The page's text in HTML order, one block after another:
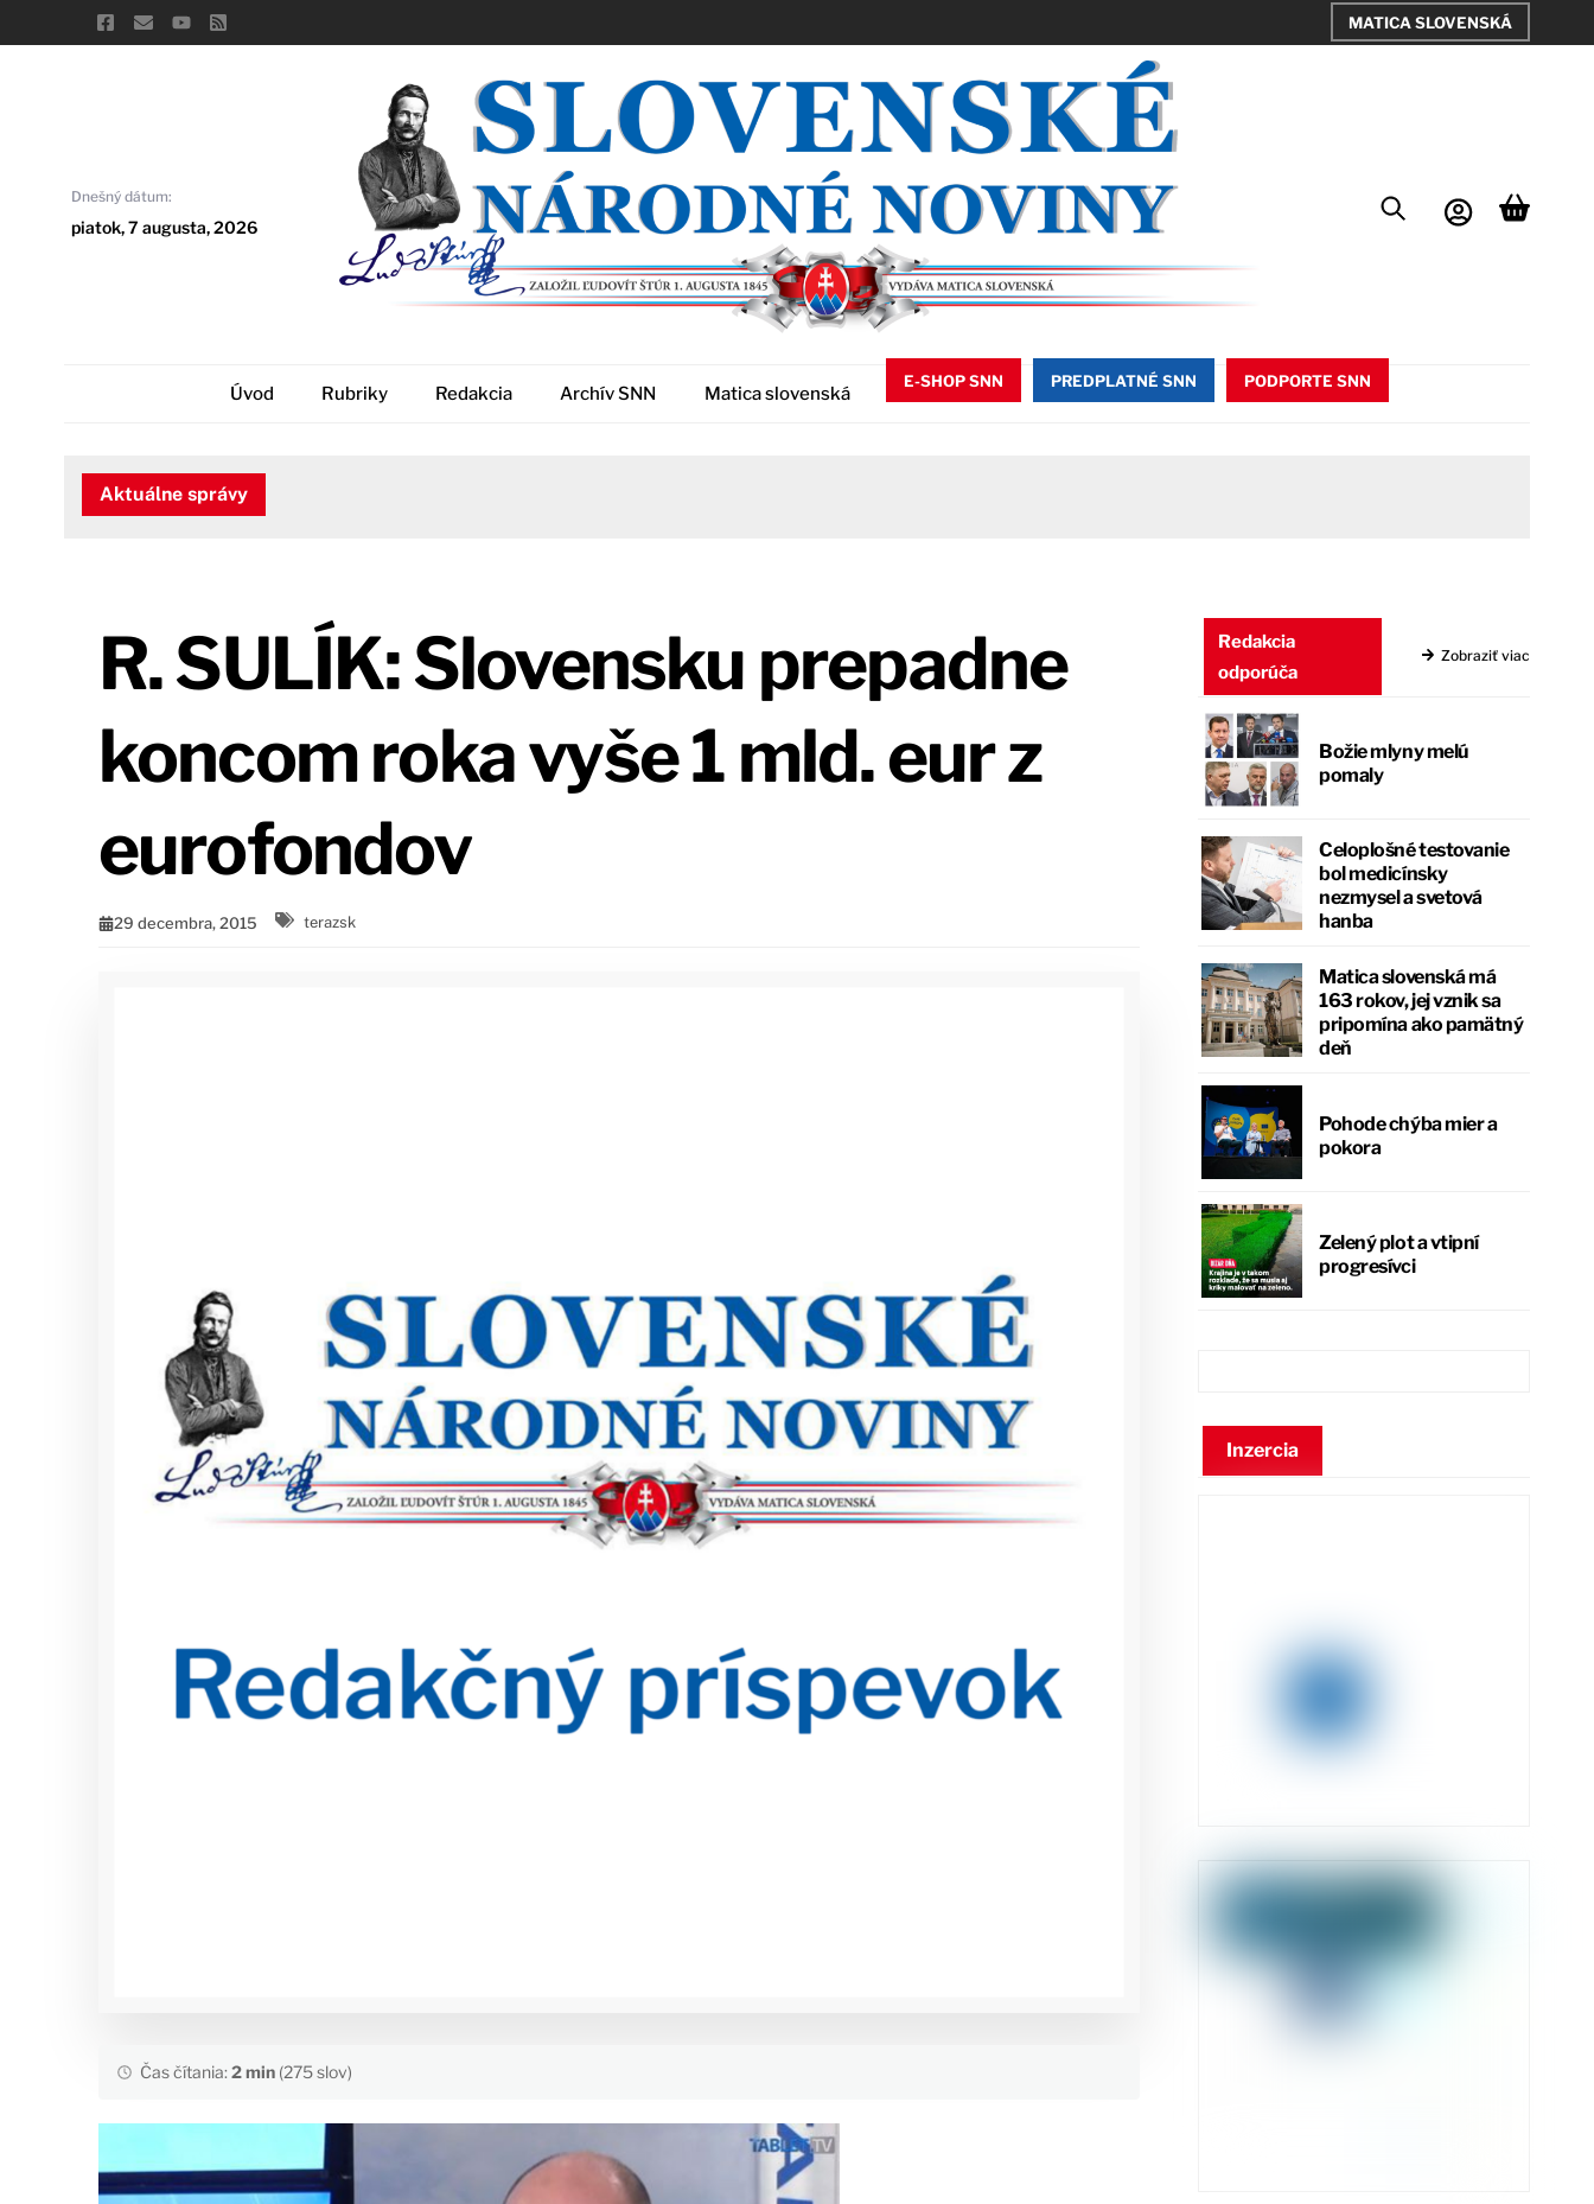
to
MATICA SLOVENSKÁ
Dnešný dátum:
piatok, 7 augusta, 2026
Úvod Rubriky Redakcia Archív SNN Matica slovenská
E-SHOP SNN PREDPLATNÉ SNN PODPORTE SNN
Aktuálne správy
R. SULÍK: Slovensku prepadne
koncom roka vyše 1 mld. eur z
eurofondov
29 decembra, 2015 terazsk
Čas čítania:2 min(275 slov)
Redakcia
odporúča
Zobraziť viac
Božie mlyny melú
pomaly
Celoplošné testovanie
bol medicínsky
nezmysel a svetová
hanba
Matica slovenská má
163 rokov, jej vznik sa
pripomína ako pamätný
deň
Pohode chýba mier a
pokora
Zelený plot a vtipní
progresívci
Inzercia